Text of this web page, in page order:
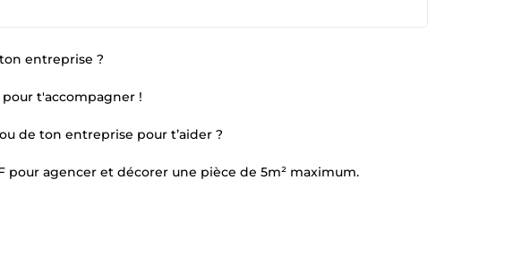
entreprise ?
t'accompagner !
de ton entreprise pour t’aider ?
pour agencer et décorer une pièce de 5m² maximum.